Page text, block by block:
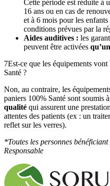
Cette période est réduite à
16 ans ou en cas de
et à 6 mois pour les
conditions prévues par la
Aides auditives : les
peuvent être activées
7Est-ce que les équipements
Santé ?
Non, au contraire, les
paniers 100% Santé sont soumis à
qualité qui assurent une
attentes des patients (ex : un
reflet sur les verres).
*Toutes les personnes
Responsable